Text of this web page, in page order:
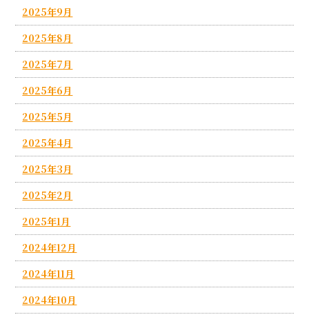
2025年9月
2025年8月
2025年7月
2025年6月
2025年5月
2025年4月
2025年3月
2025年2月
2025年1月
2024年12月
2024年11月
2024年10月